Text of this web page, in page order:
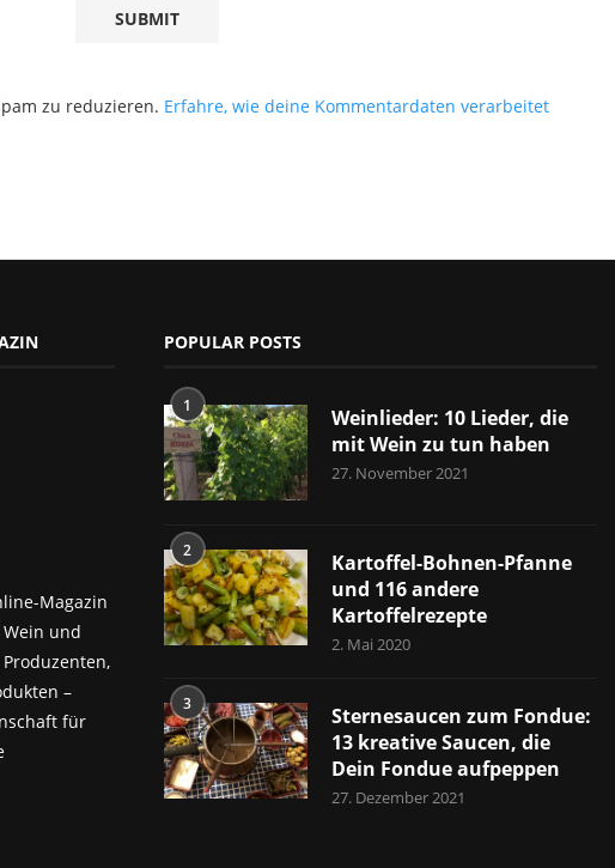
zu reduzieren. Erfahre, wie deine Kommentardaten verarbeitet
Magazin
Wein und
–
für
POPULAR POSTS
1
Weinlieder: 10 Lieder, die
mit Wein zu tun haben
27. November 2021
2
Kartoffel-Bohnen-Pfanne
und 116 andere
Kartoffelrezepte
2. Mai 2020
3
Sternesaucen zum Fondue:
13 kreative Saucen, die
Dein Fondue aufpeppen
27. Dezember 2021